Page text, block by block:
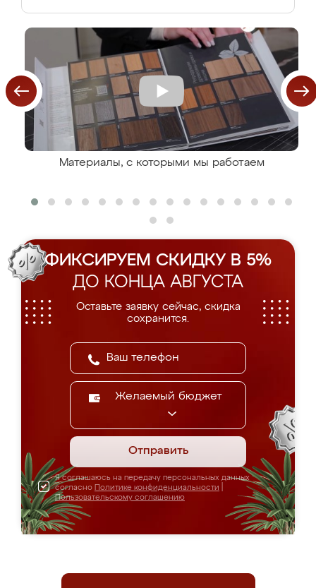
Материалы, с которыми мы работаем
ФИКСИРУЕМ СКИДКУ В 5%
ДО КОНЦА АВГУСТА
Оставьте заявку сейчас, скидка
сохранится.
Желаемый бюджет
Отправить
Я соглашаюсь на передачу персональных данных
согласно Политике конфиденциальности
Пользовательскому соглашению